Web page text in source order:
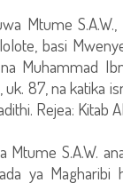
Mtume
basi
Muhammad
87, na katika
Rejea: Kitab
S.A.W.
ya